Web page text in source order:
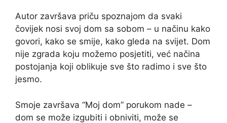
Autor završava priču spoznajom da svaki
čovijek nosi svoj dom sa sobom – u načinu kako
govori, kako se smije, kako gleda na svijet. Dom
nije zgrada koju možemo posjetiti, već načina
postojanja koji oblikuje sve što radimo i sve što
jesmo.
Smoje završava “Moj dom” porukom nade –
dom se može izgubiti i obniviti, može se